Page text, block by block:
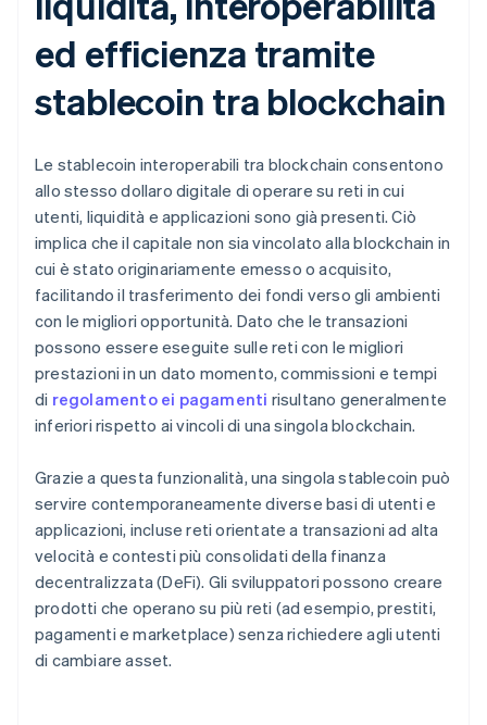
ed efficienza tramite
stablecoin tra blockchain
Le stablecoin interoperabili tra blockchain consentono
allo stesso dollaro digitale di operare su reti in cui
utenti, liquidità e applicazioni sono già presenti. Ciò
implica che il capitale non sia vincolato alla blockchain in
cui è stato originariamente emesso o acquisito,
facilitando il trasferimento dei fondi verso gli ambienti
con le migliori opportunità. Dato che le transazioni
possono essere eseguite sulle reti con le migliori
prestazioni in un dato momento, commissioni e tempi
di regolamento ei pagamenti risultano generalmente
inferiori rispetto ai vincoli di una singola blockchain.
Grazie a questa funzionalità, una singola stablecoin può
servire contemporaneamente diverse basi di utenti e
applicazioni, incluse reti orientate a transazioni ad alta
velocità e contesti più consolidati della finanza
decentralizzata (DeFi). Gli sviluppatori possono creare
prodotti che operano su più reti (ad esempio, prestiti,
pagamenti e marketplace) senza richiedere agli utenti
di cambiare asset.